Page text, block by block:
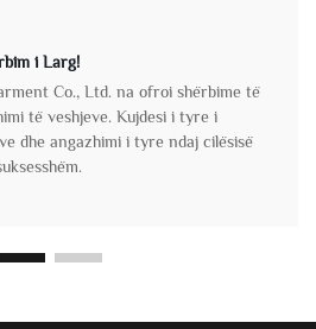
i Larg!
Co., Ltd. na ofroi shërbime të
të veshjeve. Kujdesi i tyre i
dhe angazhimi i tyre ndaj cilësisë